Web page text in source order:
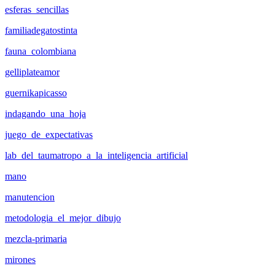
esferas_sencillas
familiadegatostinta
fauna_colombiana
gelliplateamor
guernikapicasso
indagando_una_hoja
juego_de_expectativas
lab_del_taumatropo_a_la_inteligencia_artificial
mano
manutencion
metodologia_el_mejor_dibujo
mezcla-primaria
mirones